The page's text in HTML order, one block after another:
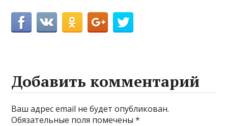
Добавить комментарий
Ваш адрес email не будет опубликован.
Обязательные поля помечены*